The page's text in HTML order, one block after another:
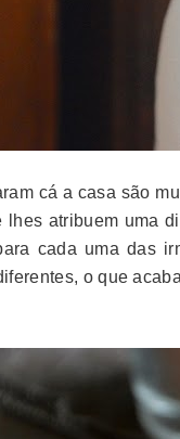
cá a casa são
lhes atribuem uma
cada uma das
o que